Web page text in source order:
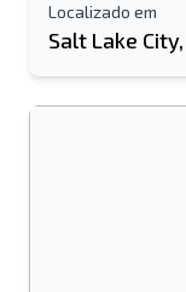
Localizado em
Salt Lake City,